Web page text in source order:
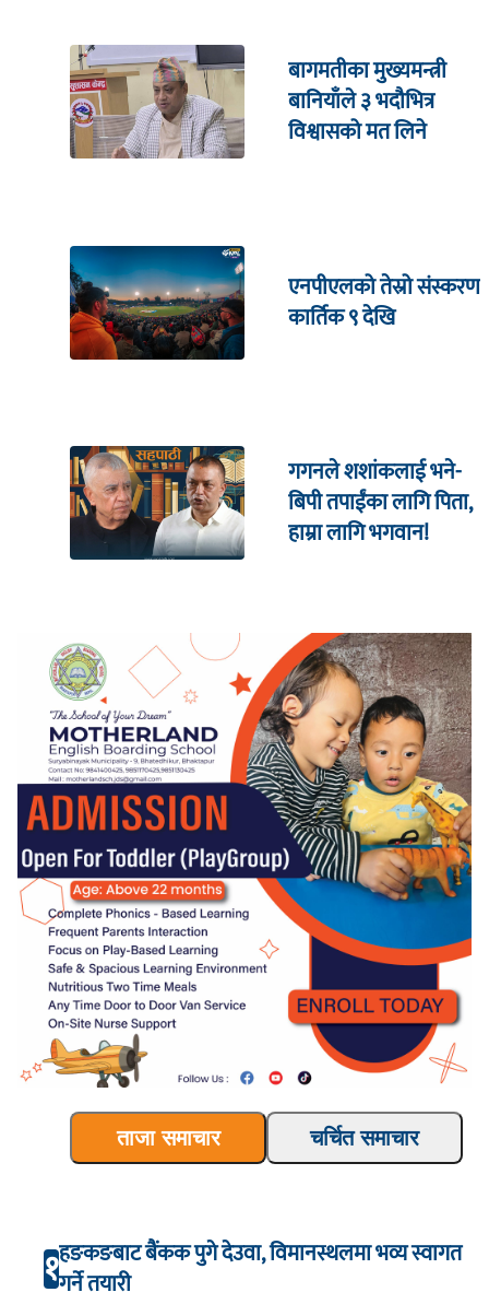
बागमतीका मुख्यमन्त्री
बानियाँले ३ भदौभित्र
विश्वासको मत लिने
एनपीएलको तेस्रो संस्करण
कार्तिक ९ देखि
गगनले शशांकलाई भने-
बिपी तपाईंका लागि पिता,
हाम्रा लागि भगवान!
ताजा समाचार चर्चित समाचार
१हङकङबाट बैंकक पुगे देउवा, विमानस्थलमा भव्य स्वागत
गर्ने तयारी